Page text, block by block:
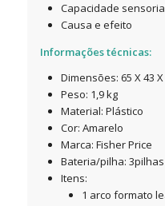
Capacidade
Causa e efeito
Informações técnicas:
Dimensões: 65 X 43 X
Peso: 1,9 kg
Material: Plástico
Cor: Amarelo
Marca: Fisher Price
Bateria/pilha: 3pilhas
Itens:
1 arco formato